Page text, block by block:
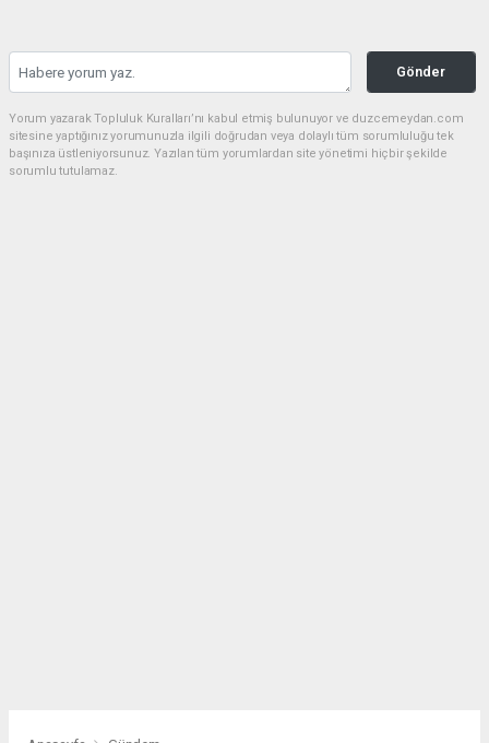
Gönder
Yorum yazarak Topluluk Kuralları’nı kabul etmiş bulunuyor ve duzcemeydan.com
sitesine yaptığınız yorumunuzla ilgili doğrudan veya dolaylı tüm sorumluluğu tek
başınıza üstleniyorsunuz. Yazılan tüm yorumlardan site yönetimi hiçbir şekilde
sorumlu tutulamaz.